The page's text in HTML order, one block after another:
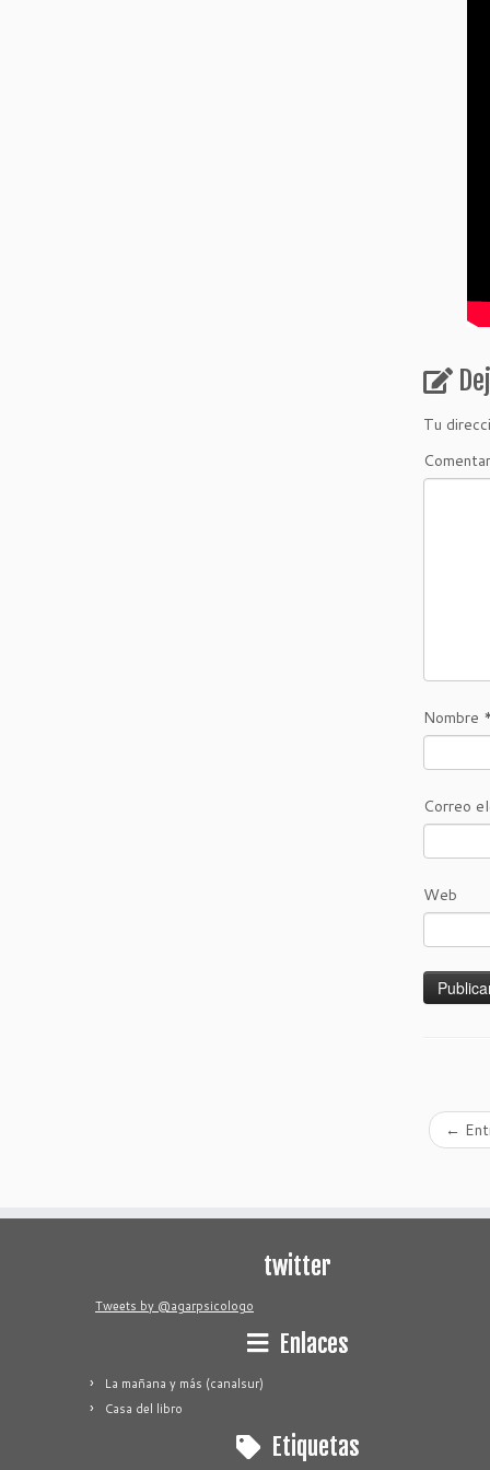
Tu
Nombre *
Correo
Web
←
twitter
Tweets by @agarpsicologo
Enlaces
La mañana y más (canalsur)
Casa del libro
Etiquetas